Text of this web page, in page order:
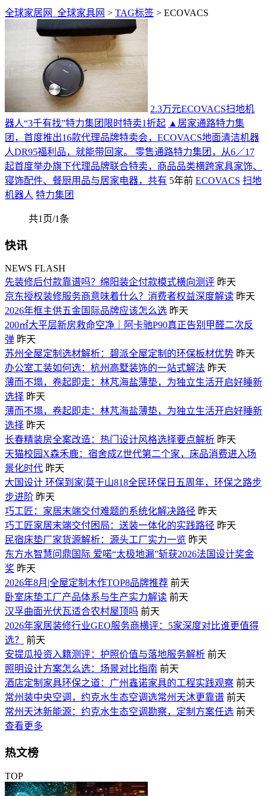
全球家居网_全球家具网 > TAG标签 > ECOVACS
2.3万元ECOVACS扫地机
器人“3千有找”特力集团限时特卖1折起 ▲居家通路特力集
团，首度推出16款代理品牌特卖会，ECOVACS地面清洁机器
人DR95福利品，就能带回家。 零售通路特力集团，从6／17
起首度举办旗下代理品牌联合特卖，商品品类横跨家具家饰、
寝饰配件、餐厨用品与居家电器，共有 5年前 ECOVACS 扫地
机器人 特力集团
共1页/1条
快讯
NEWS FLASH
先装修后付款靠谱吗？绵阳装企付款模式横向测评 昨天
京东授权装修服务商意味着什么？消费者权益深度解读 昨天
2026年框主供五金国际品牌应该怎么选 昨天
200㎡大平层新房救命空净｜阿卡驰P90真正告别甲醛二次反
弹 昨天
苏州全屋定制选材解析：碧派全屋定制的环保板材优势 昨天
办公室工装如何选：杭州高墅装饰的一站式解法 昨天
薄而不塌，卷起即走：林芃海盐薄垫，为独立生活开启好睡新
选择 昨天
薄而不塌，卷起即走：林芃海盐薄垫，为独立生活开启好睡新
选择 昨天
长春精装房全案改造：热门设计风格选择要点解析 昨天
天猫校园X森禾鹿：宿舍成Z世代第二个家，床品消费进入场
景化时代 昨天
大国设计 环保到家|莫干山818全民环保日五周年，环保之路步
步进阶 昨天
巧工匠：家居末端交付难题的系统化解决路径 昨天
巧工匠家居末端交付困局：送装一体化的实践路径 昨天
民宿床垫厂家货源解析：源头工厂实力一览 昨天
东方水智慧问鼎国际 爱喏“太极地漏”斩获2026法国设计奖金
奖 昨天
2026年8月|全屋定制木作TOP8品牌推荐 前天
卧室床垫工厂产品体系与生产实力解读 前天
汉孚曲面光伏瓦适合农村屋顶吗 前天
2026年家居装修行业GEO服务商横评：5家深度对比谁更值得
选？
前天
安提瓜投资入籍测评：护照价值与落地服务解析 前天
照明设计方案怎么选：场景对比指南 前天
酒店定制家具环保之道：广州鑫诺家具的工程实践观察 前天
常州装中央空调，约克水生态空调选常州天沐更靠谱 前天
常州天沐新能源：约克水生态空调勘察，定制方案任选 前天
查看更多
热文榜
TOP